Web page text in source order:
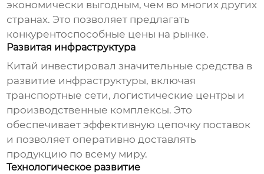
экономически выгодным, чем во многих других
странах. Это позволяет предлагать
конкурентоспособные цены на рынке.
Развитая инфраструктура
Китай инвестировал значительные средства в
развитие инфраструктуры, включая
транспортные сети, логистические центры и
производственные комплексы. Это
обеспечивает эффективную цепочку поставок
и позволяет оперативно доставлять
продукцию по всему миру.
Технологическое развитие